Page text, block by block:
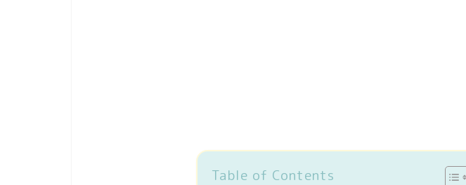
Table of Contents